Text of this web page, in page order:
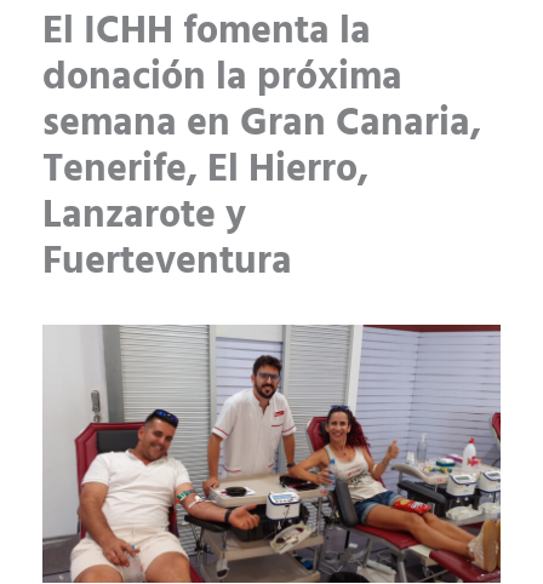
El ICHH fomenta la
donación la próxima
semana en Gran Canaria,
Tenerife, El Hierro,
Lanzarote y
Fuerteventura